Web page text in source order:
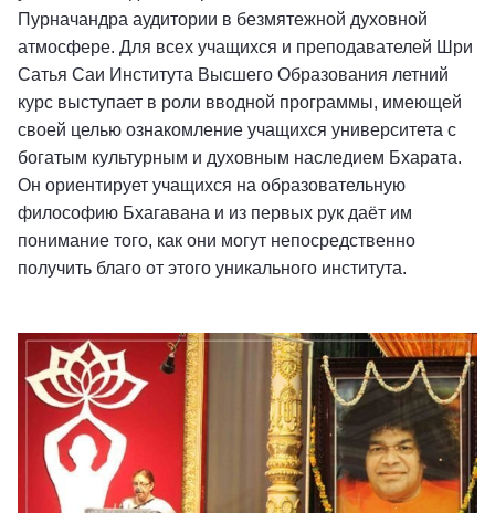
Пурначандра аудитории в безмятежной духовной
атмосфере. Для всех учащихся и преподавателей Шри
Сатья Саи Института Высшего Образования летний
курс выступает в роли вводной программы, имеющей
своей целью ознакомление учащихся университета с
богатым культурным и духовным наследием Бхарата.
Он ориентирует учащихся на образовательную
философию Бхагавана и из первых рук даёт им
понимание того, как они могут непосредственно
получить благо от этого уникального института.